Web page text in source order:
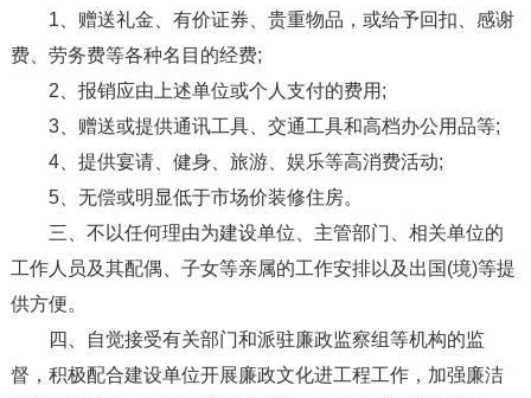
1、赠送礼金、有价证券、贵重物品，或给予回扣、感谢
费、劳务费等各种名目的经费;
2、报销应由上述单位或个人支付的费用;
3、赠送或提供通讯工具、交通工具和高档办公用品等;
4、提供宴请、健身、旅游、娱乐等高消费活动;
5、无偿或明显低于市场价装修住房。
三、不以任何理由为建设单位、主管部门、相关单位的
工作人员及其配偶、子女等亲属的工作安排以及出国(境)等提
供方便。
四、自觉接受有关部门和派驻廉政监察组等机构的监
督，积极配合建设单位开展廉政文化进工程工作，加强廉洁